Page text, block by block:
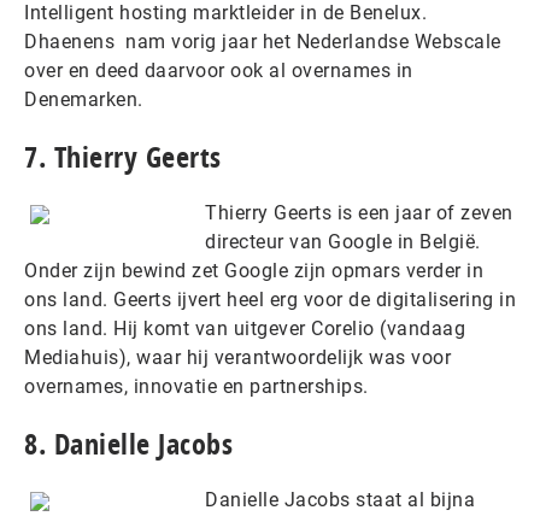
Intelligent hosting marktleider in de Benelux.
Dhaenens nam vorig jaar het Nederlandse Webscale
over en deed daarvoor ook al overnames in
Denemarken.
7. Thierry Geerts
Thierry Geerts is een jaar of zeven
directeur van Google in België.
Onder zijn bewind zet Google zijn opmars verder in
ons land. Geerts ijvert heel erg voor de digitalisering in
ons land. Hij komt van uitgever Corelio (vandaag
Mediahuis), waar hij verantwoordelijk was voor
overnames, innovatie en partnerships.
8. Danielle Jacobs
Danielle Jacobs staat al bijna